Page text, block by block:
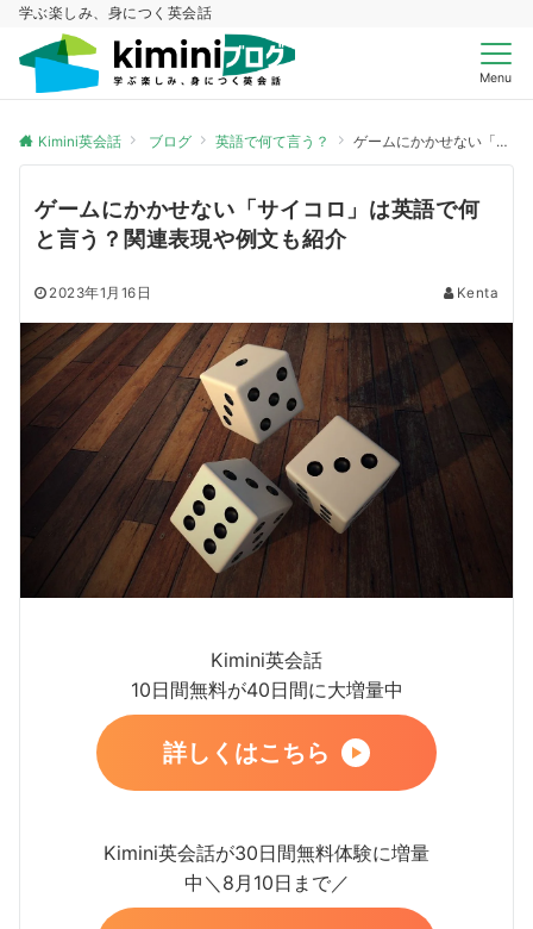
学ぶ楽しみ、身につく英会話
Menu
Kimini英会話 ブログ 英語で何て言う？ ゲームにかかせない「サイコロ」は英語で何と言う？関連表現や例文も紹介
ゲームにかかせない「サイコロ」は英語で何
と言う？関連表現や例文も紹介
2023年1月16日 Kenta
Kimini英会話
10日間無料が40日間に大増量中
詳しくはこちら
Kimini英会話が30日間無料体験に増量
中＼8月10日まで／